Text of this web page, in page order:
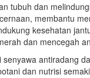
tubuh dan
membantu
kesehatan
dan mencegah
antiradang
dan nutrisi